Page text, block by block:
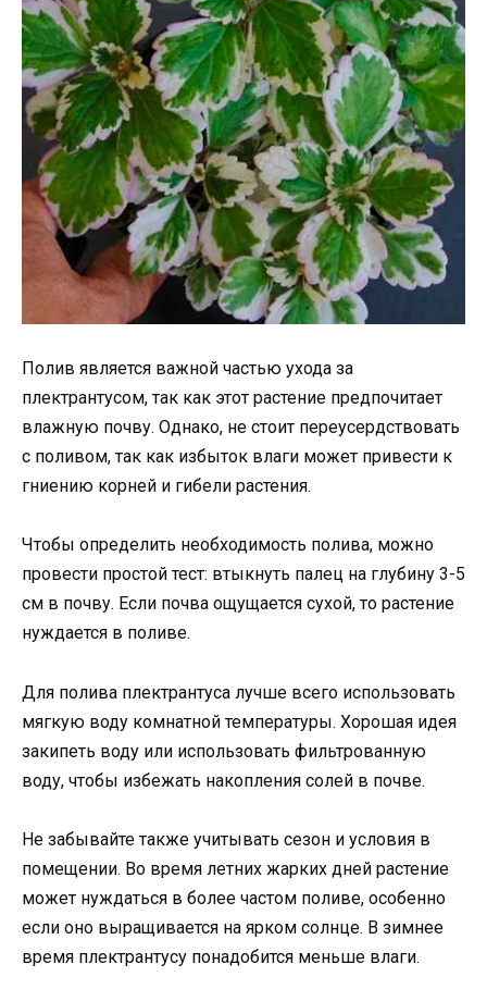
Полив является важной частью ухода за
плектрантусом, так как этот растение предпочитает
влажную почву. Однако, не стоит переусердствовать
с поливом, так как избыток влаги может привести к
гниению корней и гибели растения.
Чтобы определить необходимость полива, можно
провести простой тест: втыкнуть палец на глубину 3-5
см в почву. Если почва ощущается сухой, то растение
нуждается в поливе.
Для полива плектрантуса лучше всего использовать
мягкую воду комнатной температуры. Хорошая идея
закипеть воду или использовать фильтрованную
воду, чтобы избежать накопления солей в почве.
Не забывайте также учитывать сезон и условия в
помещении. Во время летних жарких дней растение
может нуждаться в более частом поливе, особенно
если оно выращивается на ярком солнце. В зимнее
время плектрантусу понадобится меньше влаги.